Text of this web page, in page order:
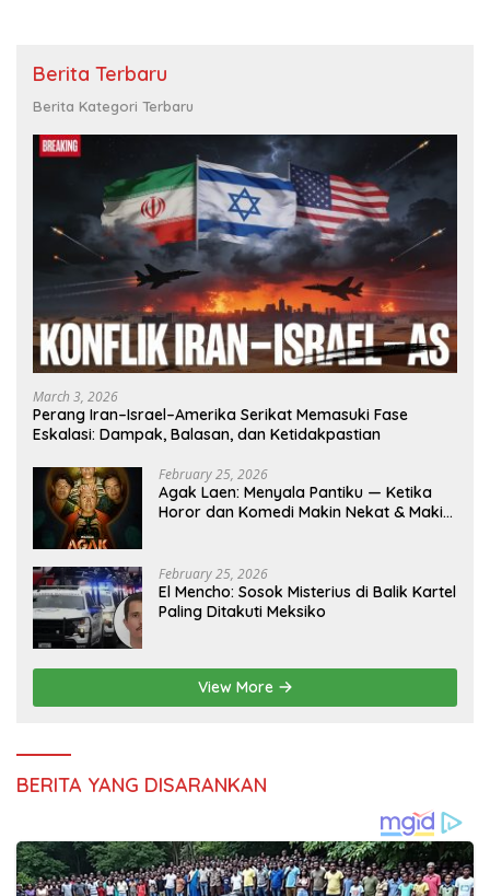
Berita Terbaru
Berita Kategori Terbaru
March 3, 2026
Perang Iran–Israel–Amerika Serikat Memasuki Fase
Eskalasi: Dampak, Balasan, dan Ketidakpastian
February 25, 2026
Agak Laen: Menyala Pantiku — Ketika
Horor dan Komedi Makin Nekat & Makin
February 25, 2026
El Mencho: Sosok Misterius di Balik Kartel
Paling Ditakuti Meksiko
View More
BERITA YANG DISARANKAN